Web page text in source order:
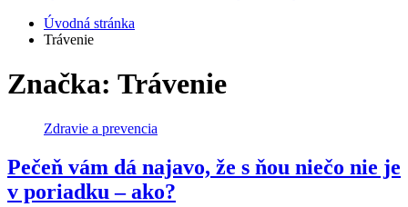
Úvodná stránka
Trávenie
Značka: Trávenie
Zdravie a prevencia
Pečeň vám dá najavo, že s ňou niečo nie je
v poriadku – ako?